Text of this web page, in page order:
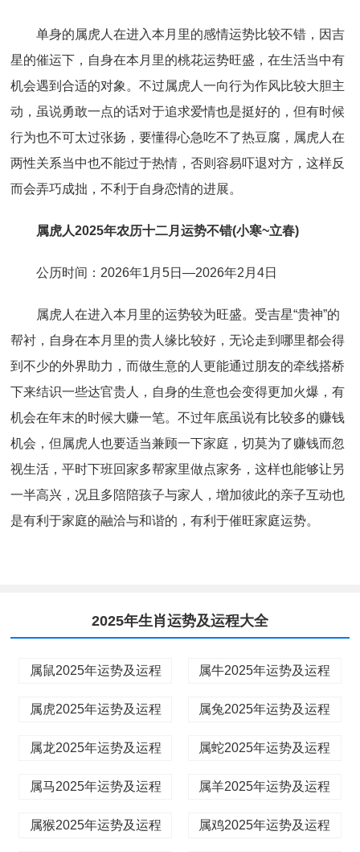
单身的属虎人在进入本月里的感情运势比较不错，因吉
星的催运下，自身在本月里的桃花运势旺盛，在生活当中有
机会遇到合适的对象。不过属虎人一向行为作风比较大胆主
动，虽说勇敢一点的话对于追求爱情也是挺好的，但有时候
行为也不可太过张扬，要懂得心急吃不了热豆腐，属虎人在
两性关系当中也不能过于热情，否则容易吓退对方，这样反
而会弄巧成拙，不利于自身恋情的进展。
属虎人2025年农历十二月运势不错(小寒~立春)
公历时间：2026年1月5日—2026年2月4日
属虎人在进入本月里的运势较为旺盛。受吉星“贵神”的
帮衬，自身在本月里的贵人缘比较好，无论走到哪里都会得
到不少的外界助力，而做生意的人更能通过朋友的牵线搭桥
下来结识一些达官贵人，自身的生意也会变得更加火爆，有
机会在年末的时候大赚一笔。不过年底虽说有比较多的赚钱
机会，但属虎人也要适当兼顾一下家庭，切莫为了赚钱而忽
视生活，平时下班回家多帮家里做点家务，这样也能够让另
一半高兴，况且多陪陪孩子与家人，增加彼此的亲子互动也
是有利于家庭的融洽与和谐的，有利于催旺家庭运势。
2025年生肖运势及运程大全
属鼠2025年运势及运程 属牛2025年运势及运程
属虎2025年运势及运程 属兔2025年运势及运程
属龙2025年运势及运程 属蛇2025年运势及运程
属马2025年运势及运程 属羊2025年运势及运程
属猴2025年运势及运程 属鸡2025年运势及运程